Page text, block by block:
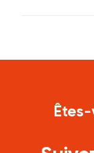
Êtes-